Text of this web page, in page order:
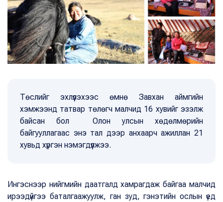
Төслийг эхлүүлэхээс өмнө Завхан аймгийн
хэмжээнд татвар төлөгч малчид 16 хувийг эзэлж
байсан бол Олон улсын хөдөлмөрийн
байгууллагаас энэ тал дээр анхаарч ажиллан 21
хувьд хүргэн нэмэгдүүлжээ.
Ингэснээр нийгмийн даатгалд хамрагдаж байгаа малчид
ирээдүйгээ баталгаажуулж, ган зуд, гэнэтийн ослын үед